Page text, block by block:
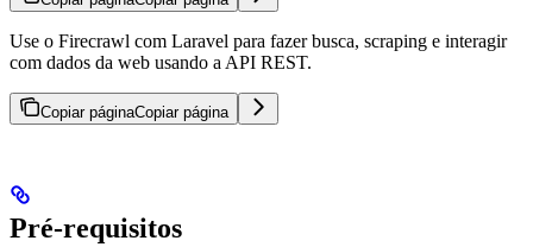
Use o Firecrawl com Laravel para fazer busca, scraping e interagir
com dados da web usando a API REST.
Copiar páginaCopiar página
Pré-requisitos